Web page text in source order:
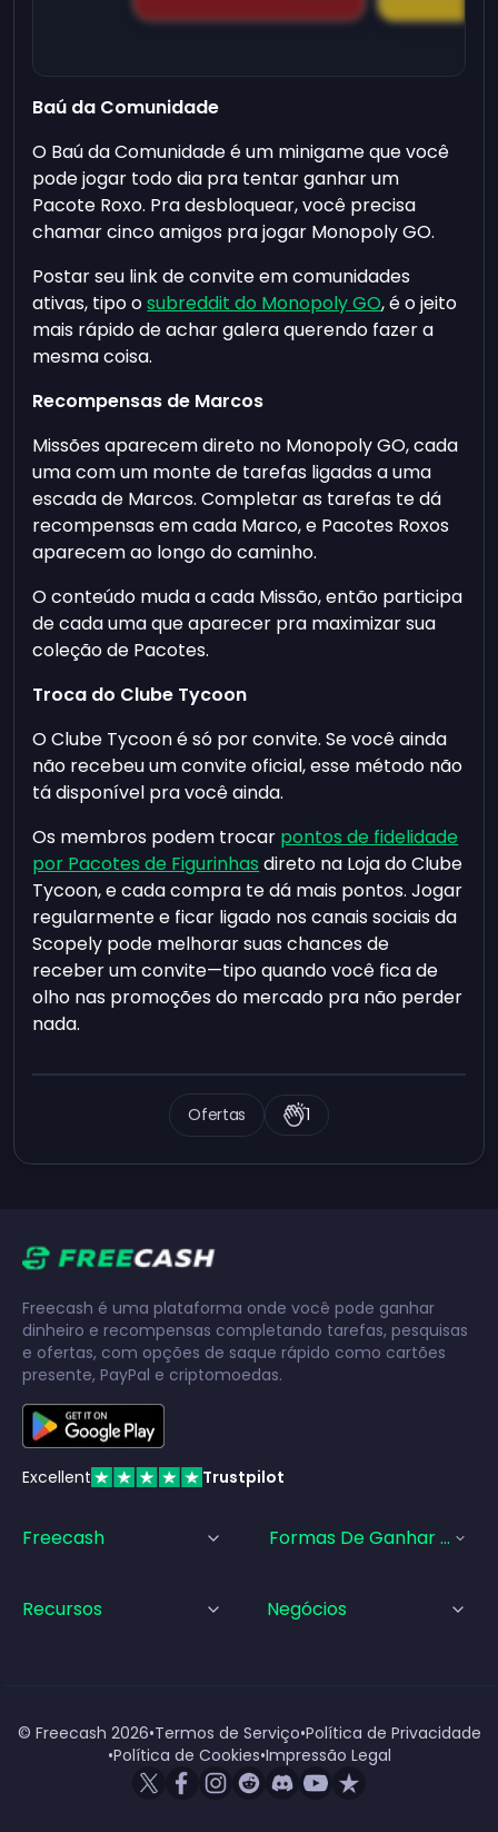
Baú da Comunidade
O Baú da Comunidade é um minigame que você
pode jogar todo dia pra tentar ganhar um
Pacote Roxo. Pra desbloquear, você precisa
chamar cinco amigos pra jogar Monopoly GO.
Postar seu link de convite em comunidades
ativas, tipo osubreddit do Monopoly GO, é o jeito
mais rápido de achar galera querendo fazer a
mesma coisa.
Recompensas de Marcos
Missões aparecem direto no Monopoly GO, cada
uma com um monte de tarefas ligadas a uma
escada de Marcos. Completar as tarefas te dá
recompensas em cada Marco, e Pacotes Roxos
aparecem ao longo do caminho.
O conteúdo muda a cada Missão, então participa
de cada uma que aparecer pra maximizar sua
coleção de Pacotes.
Troca do Clube Tycoon
O Clube Tycoon é só por convite. Se você ainda
não recebeu um convite oficial, esse método não
tá disponível pra você ainda.
Os membros podem trocar pontos de fidelidade
por Pacotes de Figurinhas direto na Loja do Clube
Tycoon, e cada compra te dá mais pontos. Jogar
regularmente e ficar ligado nos canais sociais da
Scopely pode melhorar suas chances de
receber um convite—tipo quando você fica de
olho nas promoções do mercado pra não perder
nada.
Ofertas 1
Freecash é uma plataforma onde você pode ganhar
dinheiro e recompensas completando tarefas, pesquisas
e ofertas, com opções de saque rápido como cartões
presente, PayPal e criptomoedas.
Excellent Trustpilot
Freecash Formas De Ganhar
Recursos Negócios
© Freecash 2026•Termos de Serviço•Política de Privacidade
•Política de Cookies•Impressão Legal